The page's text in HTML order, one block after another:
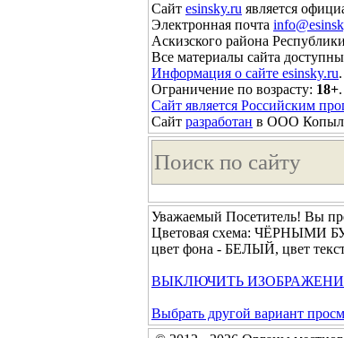
Сайт esinsky.ru является
Электронная почта
Аскизского района
Все материалы сайта
Информация о сайте esinsky.ru.
Ограничение по возрасту: 18+
Сайт является Российским
Сайт разработан в ООО
Уважаемый Посетитель! Вы
Цветовая схема:
цвет фона - БЕЛЫЙ, цвет
ВЫКЛЮЧИТЬ
Выбрать другой вариант